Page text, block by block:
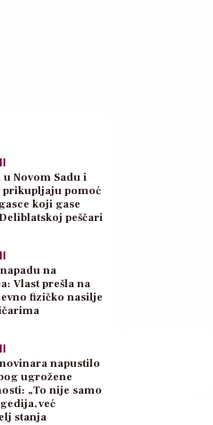
u Novom Sadu i
prikupljaju pomoć
koji gase
peščari
na
Vlast prešla na
fizičko nasilje
napustilo
ugrožene
„To nije samo
već
stanja